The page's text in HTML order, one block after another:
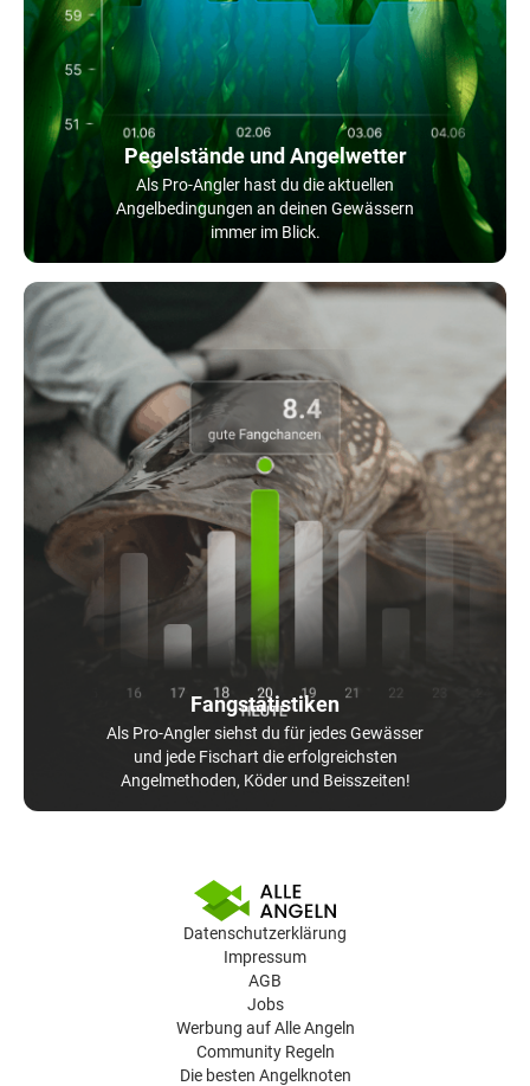
Pegelstände und Angelwetter
Als Pro-Angler hast du die aktuellen
Angelbedingungen an deinen Gewässern
immer im Blick.
Fangstatistiken
Als Pro-Angler siehst du für jedes Gewässer
und jede Fischart die erfolgreichsten
Angelmethoden, Köder und Beisszeiten!
Datenschutzerklärung
Impressum
AGB
Jobs
Werbung auf Alle Angeln
Community Regeln
Die besten Angelknoten